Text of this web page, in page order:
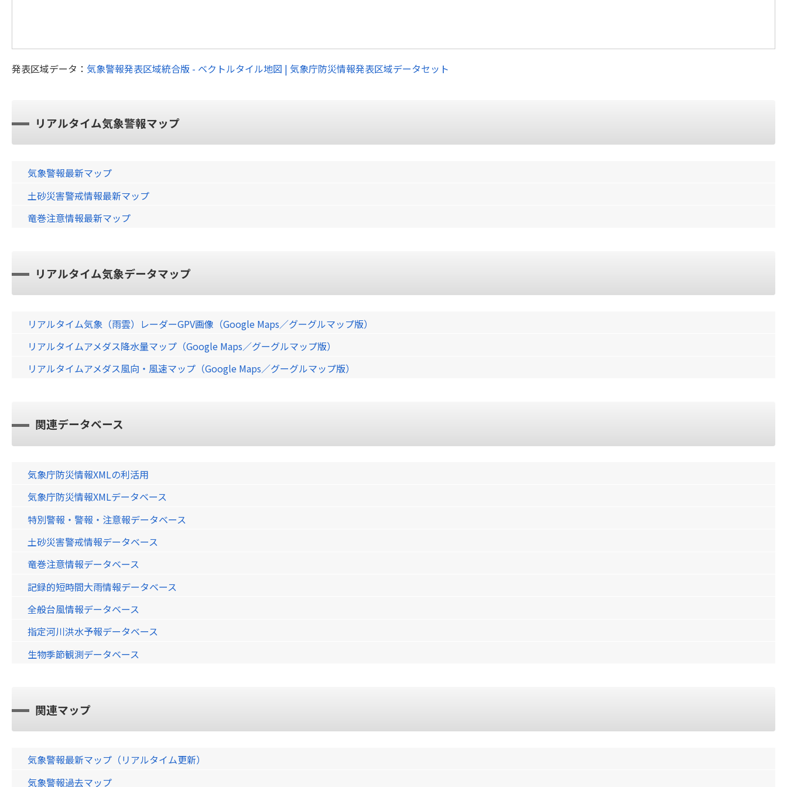
発表区域データ： 気象警報発表区域統合版 - ベクトルタイル地図 | 気象庁防災情報発表区域データセット
リアルタイム気象警報マップ
気象警報最新マップ
土砂災害警戒情報最新マップ
竜巻注意情報最新マップ
リアルタイム気象データマップ
リアルタイム気象（雨雲）レーダーGPV画像（Google Maps／グーグルマップ版）
リアルタイムアメダス降水量マップ（Google Maps／グーグルマップ版）
リアルタイムアメダス風向・風速マップ（Google Maps／グーグルマップ版）
関連データベース
気象庁防災情報XMLの利活用
気象庁防災情報XMLデータベース
特別警報・警報・注意報データベース
土砂災害警戒情報データベース
竜巻注意情報データベース
記録的短時間大雨情報データベース
全般台風情報データベース
指定河川洪水予報データベース
生物季節観測データベース
関連マップ
気象警報最新マップ（リアルタイム更新）
気象警報過去マップ